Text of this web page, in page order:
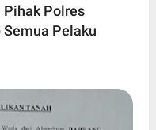
Pihak Polres
Semua Pelaku